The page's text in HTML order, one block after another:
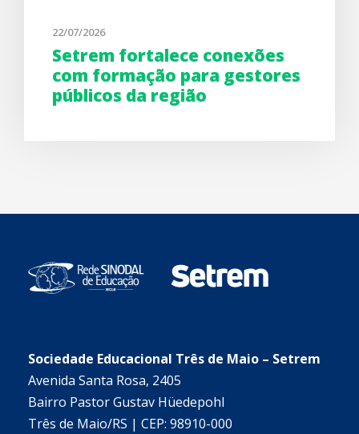
22/07/2026
Setrem fortalece conexões
com formação para gestores
públicos da região
Sociedade Educacional Três de Maio – Setrem
Avenida Santa Rosa, 2405
Bairro Pastor Gustav Hüedepohl
Três de Maio/RS | CEP: 98910-000